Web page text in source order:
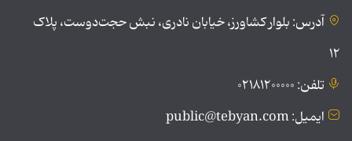
آدرس: بلوار کشاورز، خیابان نادری، نبش حجت‌دوست، پلاک
۱۲
تلفن: ۰۲۱۸۱۲۰۰۰۰۰
ایمیل: public@tebyan.com